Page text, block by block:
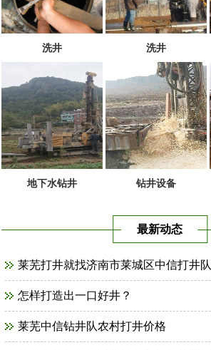
洗井 洗井
地下水钻井 钻井设备
最新动态
莱芜打井就找济南市莱城区中信打井队
怎样打造出一口好井？
莱芜中信钻井队农村打井价格